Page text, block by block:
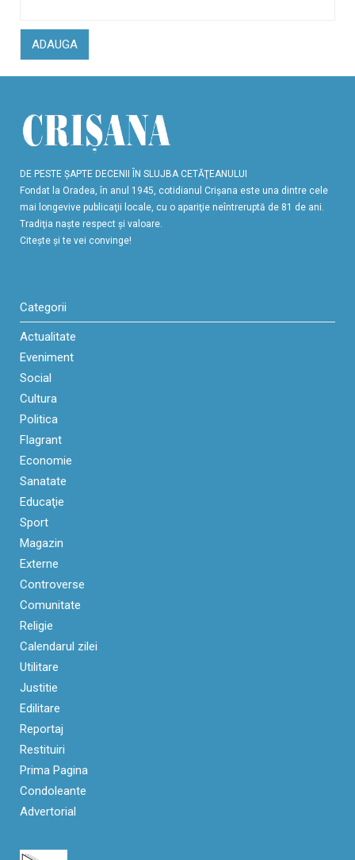
ADAUGA
DE PESTE ŞAPTE DECENII ÎN SLUJBA CETĂŢEANULUI
Fondat la Oradea, în anul 1945, cotidianul Crişana este una dintre cele
mai longevive publicaţii locale, cu o apariţie neîntreruptă de 81 de ani.
Tradiţia naşte respect şi valoare.
Citeşte şi te vei convinge!
Categorii
Actualitate
Eveniment
Social
Cultura
Politica
Flagrant
Economie
Sanatate
Educaţie
Sport
Magazin
Externe
Controverse
Comunitate
Religie
Calendarul zilei
Utilitare
Justitie
Edilitare
Reportaj
Restituiri
Prima Pagina
Condoleante
Advertorial